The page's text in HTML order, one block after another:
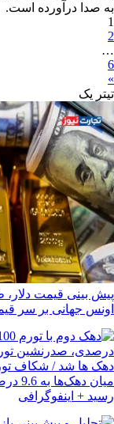
به صدا درآورده است.
1
2
…
6
»
تیترِ یک
اونس جهانی بر سر